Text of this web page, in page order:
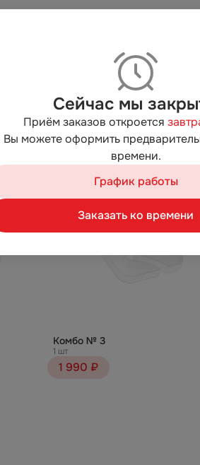
Сейчас мы
Приём заказов откроется
Вы можете оформить
времени.
График работы
Заказать ко времени
Комбо № 3
1 шт
1 990 ₽